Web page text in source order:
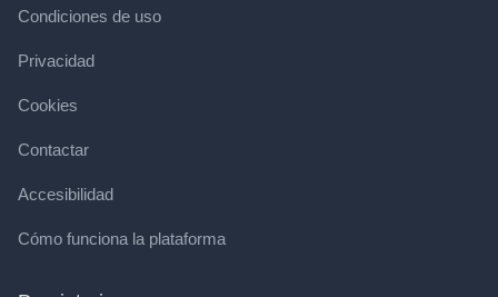
Condiciones de uso
Privacidad
Cookies
Contactar
Accesibilidad
Cómo funciona la plataforma